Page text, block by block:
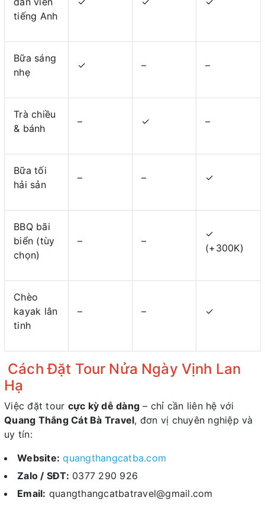
tiếng Anh
Bữa sáng
nhẹ
✓ – –
Trà chiều
& bánh
– ✓ –
Bữa tối
hải sản
– – ✓
BBQ bãi
biển (tùy
chọn)
– –
✓
(+300K)
Chèo
kayak lân
tinh
– – ✓
Cách Đặt Tour Nửa Ngày Vịnh Lan
Hạ
Việc đặt tour cực kỳ dễ dàng – chỉ cần liên hệ với
Quang Thắng Cát Bà Travel, đơn vị chuyên nghiệp và
uy tín:
Website: quangthangcatba.com
Zalo / SĐT: 0377 290 926
Email: quangthangcatbatravel@gmail.com